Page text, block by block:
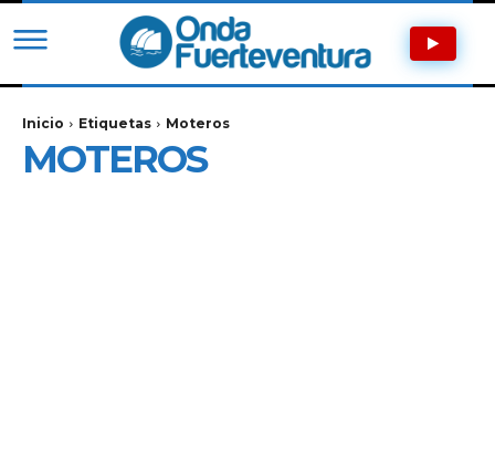
Inicio Etiquetas Moteros
MOTEROS